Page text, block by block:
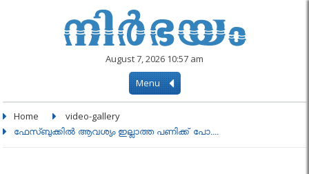
August 7, 2026 10:57 am
Menu
Home video-gallery
ഫേസ്ബുക്കില്‍ ആവശ്യം ഇല്ലാത്ത പണിക്ക് പോ....